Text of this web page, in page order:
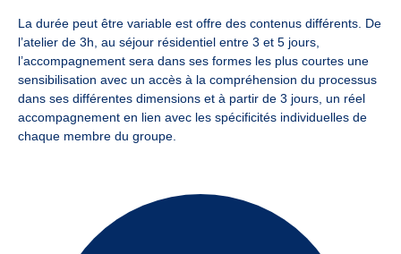
La durée peut être variable est offre des contenus différents. De
l’atelier de 3h, au séjour résidentiel entre 3 et 5 jours,
l’accompagnement sera dans ses formes les plus courtes une
sensibilisation avec un accès à la compréhension du processus
dans ses différentes dimensions et à partir de 3 jours, un réel
accompagnement en lien avec les spécificités individuelles de
chaque membre du groupe.